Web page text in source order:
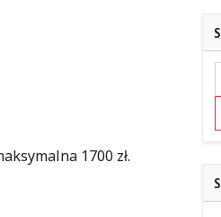
1700 zł.